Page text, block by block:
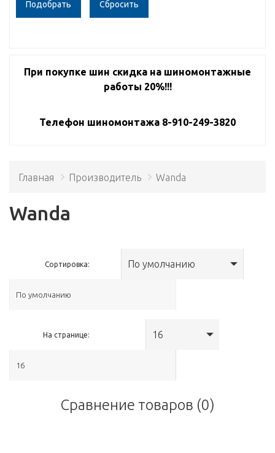
Сбросить
При покупке шин скидка на шиномонтажные
работы 20%!!!
Телефон шиномонтажа 8-910-249-3820
Главная Производитель Wanda
Wanda
Сортировка: По умолчанию
На странице: 16
Сравнение товаров (0)